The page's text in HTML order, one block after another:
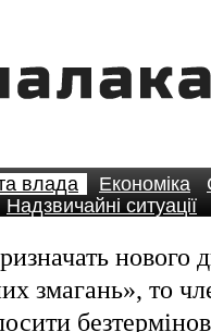
влада Економіка
Надзвичайні ситуації
нового
змагань», то